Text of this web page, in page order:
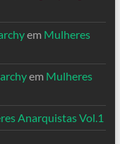
em Mulheres
em Mulheres
Anarquistas Vol.1